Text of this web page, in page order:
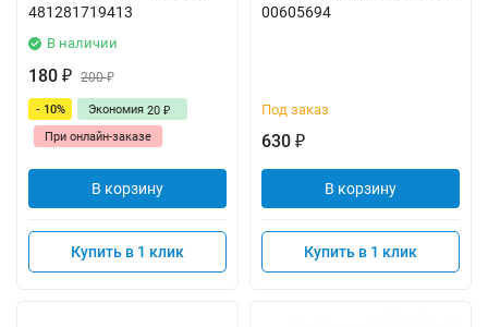
481281719413
В наличии
180 ₽ 200₽
- 10% Экономия 20 ₽
При онлайн-заказе
В корзину
Купить в 1 клик
00605694
Под заказ
630 ₽
В корзину
Купить в 1 клик